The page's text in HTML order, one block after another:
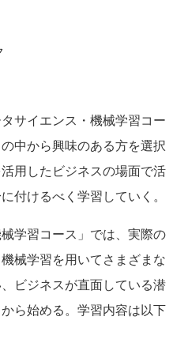
サイエンス・機械学習コー
中から興味のある方を選択
用したビジネスの場面で活
付けるべく学習していく。
学習コース」では、実際の
械学習を用いてさまざまな
ビジネスが直面している潜
ら始める。学習内容は以下